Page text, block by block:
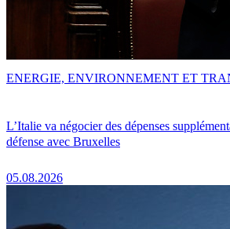
L’Italie va négocier des dépenses
défense avec Bruxelles
05.08.2026
ENERGIE, ENVIRONNEMENT ET